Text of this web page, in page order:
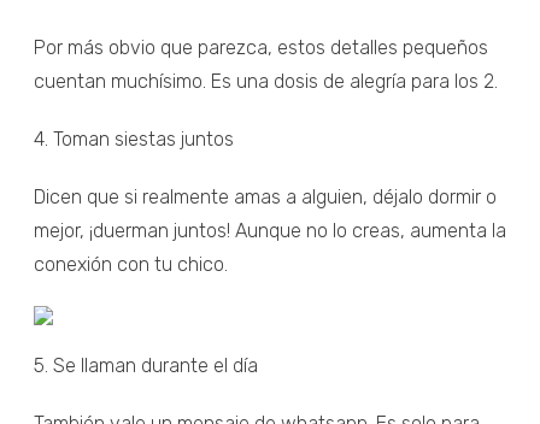
Por más obvio que parezca, estos detalles pequeños
cuentan muchísimo. Es una dosis de alegría para los 2.
4. Toman siestas juntos
Dicen que si realmente amas a alguien, déjalo dormir o
mejor, ¡duerman juntos! Aunque no lo creas, aumenta la
conexión con tu chico.
5. Se llaman durante el día